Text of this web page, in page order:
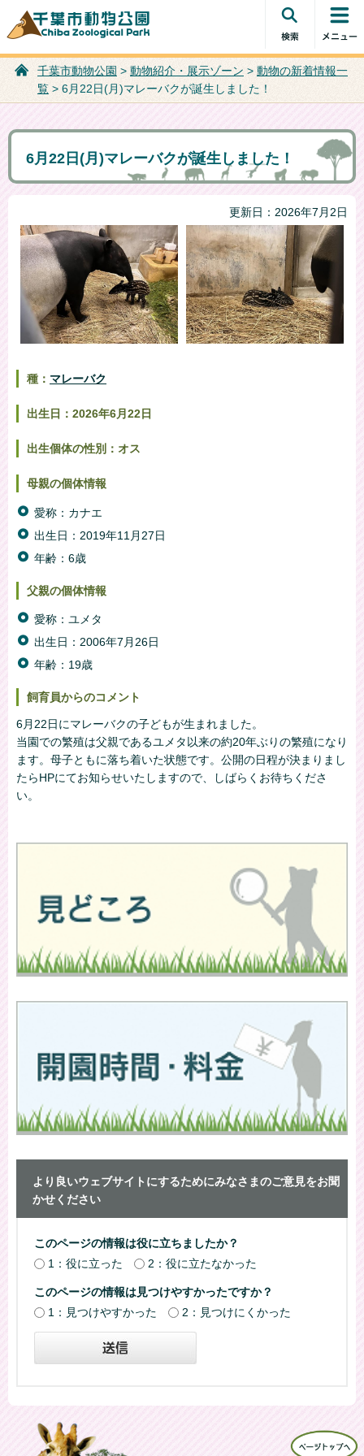
千葉市動物公園
検索・共
通メニュ
コンテン
ツメニュ
ー
千葉市動物公園 > 動物紹介・展示ゾーン > 動物の新着情報一
覧 > 6月22日(月)マレーバクが誕生しました！
6月22日(月)マレーバクが誕生しました！
更新日：2026年7月2日
種： マレーバク
出生日：2026年6月22日
出生個体の性別：オス
母親の個体情報
愛称：カナエ
出生日：2019年11月27日
年齢：6歳
父親の個体情報
愛称：ユメタ
出生日：2006年7月26日
年齢：19歳
飼育員からのコメント
6月22日にマレーバクの子どもが生まれました。
当園での繁殖は父親であるユメタ以来の約20年ぶりの繁殖になり
ます。母子ともに落ち着いた状態です。公開の日程が決まりまし
たらHPにてお知らせいたしますので、しばらくお待ちくださ
い。
より良いウェブサイトにするためにみなさまのご意見をお聞
かせください
このページの情報は役に立ちましたか？
1：役に立った
2：役に立たなかった
このページの情報は見つけやすかったですか？
1：見つけやすかった
2：見つけにくかった